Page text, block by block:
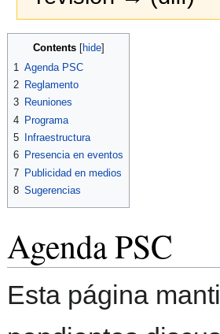
navigation
search
Contents
1 Agenda PSC
2 Reglamento
3 Reuniones
4 Programa
5
Infraestructura
6 Presencia en eventos
7 Publicidad en medios
8 Sugerencias
Agenda PSC
Esta página